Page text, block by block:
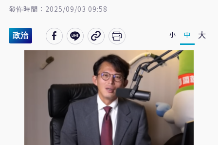
發佈時間：2025/09/03 09:58
政治 小 中 大